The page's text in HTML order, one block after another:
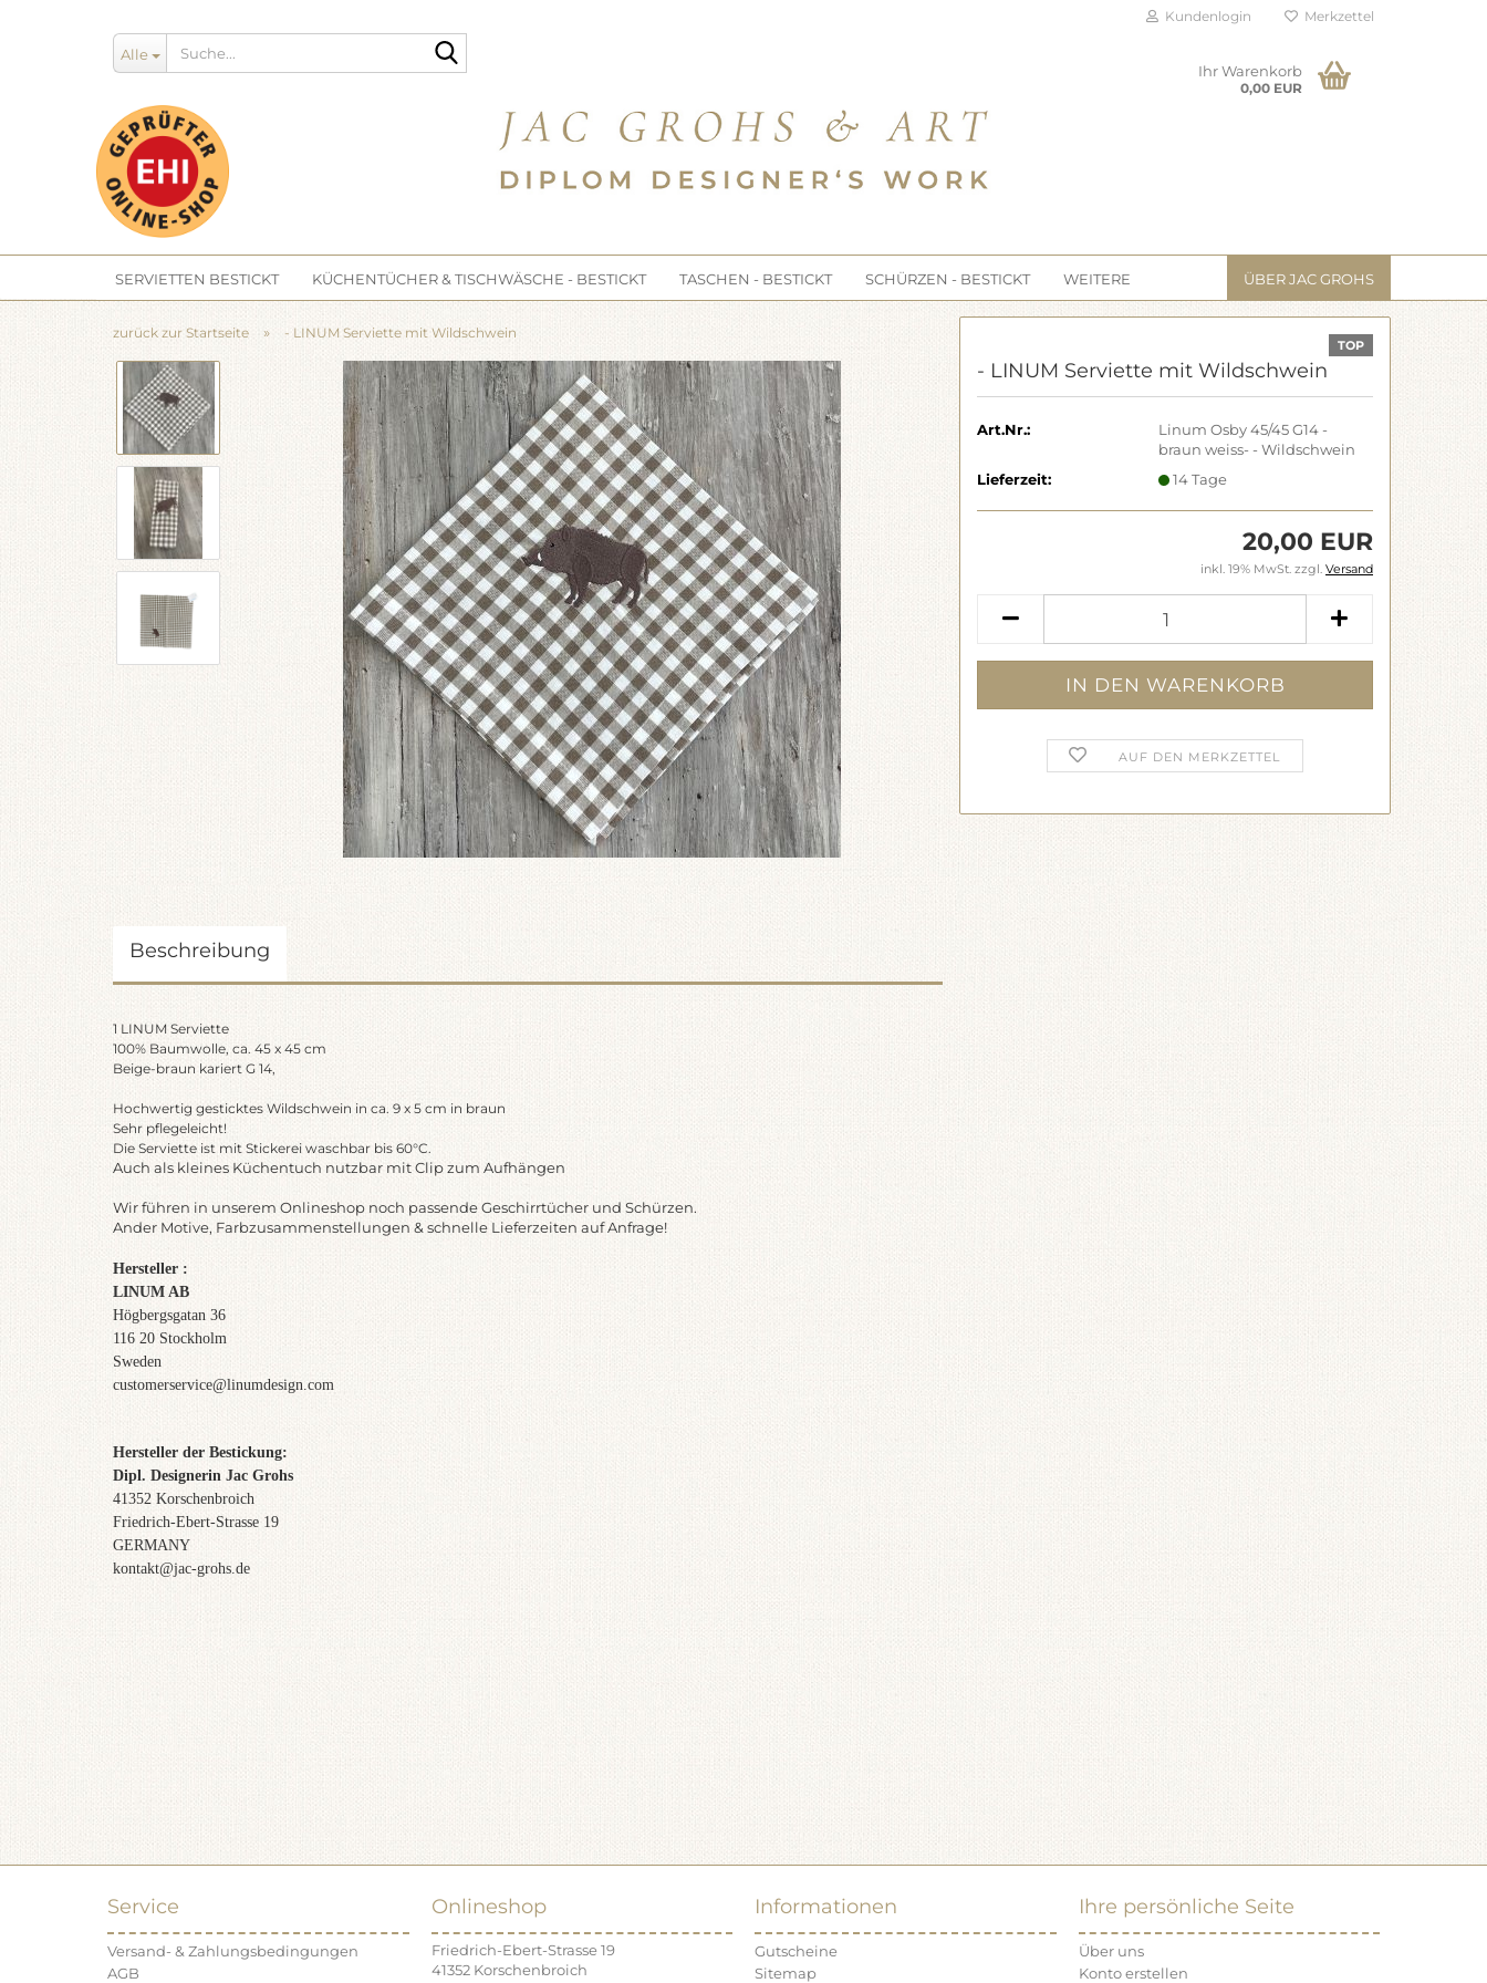
Kundenlogin Merkzettel
Alle
Ihr Warenkorb
0,00 EUR
SERVIETTEN BESTICKT KÜCHENTÜCHER & TISCHWÄSCHE - BESTICKT TASCHEN - BESTICKT SCHÜRZEN - BESTICKT ÜBER JAC GROHS
WEITERE
zurück zur Startseite » - LINUM Serviette mit Wildschwein
TOP
- LINUM Serviette mit Wildschwein
Art.Nr.:
Linum Osby 45/45 G14 -
braun weiss- - Wildschwein
Lieferzeit:
14 Tage
20,00 EUR
inkl. 19% MwSt. zzgl. Versand
AUF DEN MERKZETTEL
Beschreibung
1 LINUM Serviette
100% Baumwolle, ca. 45 x 45 cm
Beige-braun kariert G 14,
Hochwertig gesticktes Wildschwein in ca. 9 x 5 cm in braun
Sehr pflegeleicht!
Die Serviette ist mit Stickerei waschbar bis 60°C.
Auch als kleines Küchentuch nutzbar mit Clip zum Aufhängen
Wir führen in unserem Onlineshop noch passende Geschirrtücher und Schürzen.
Ander Motive, Farbzusammenstellungen & schnelle Lieferzeiten auf Anfrage!
Hersteller :
LINUM AB
Högbergsgatan 36
116 20 Stockholm
Sweden
customerservice@linumdesign.com
Hersteller der Bestickung:
Dipl. Designerin Jac Grohs
41352 Korschenbroich
Friedrich-Ebert-Strasse 19
GERMANY
kontakt@jac-grohs.de
Service
Versand- & Zahlungsbedingungen
AGB
Onlineshop
Friedrich-Ebert-Strasse 19
41352 Korschenbroich
Informationen
Gutscheine
Sitemap
Ihre persönliche Seite
Über uns
Konto erstellen